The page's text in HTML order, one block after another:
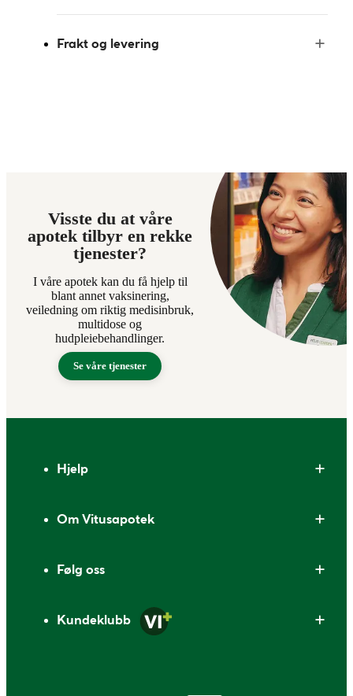
Frakt og levering
Visste du at våre
apotek tilbyr en rekke
tjenester?
I våre apotek kan du få hjelp til
blant annet vaksinering,
veiledning om riktig medisinbruk,
multidose og
hudpleiebehandlinger.
Se våre tjenester
Hjelp
Om Vitusapotek
Følg oss
Kundeklubb